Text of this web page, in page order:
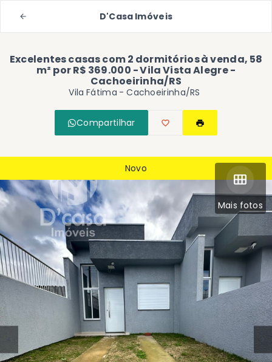
D'Casa Imóveis
Excelentes casas com 2 dormitórios à venda, 58
m² por R$ 369.000 - Vila Vista Alegre -
Cachoeirinha/RS
Vila Fátima - Cachoeirinha/RS
Compartilhar
Mais fotos
Novo